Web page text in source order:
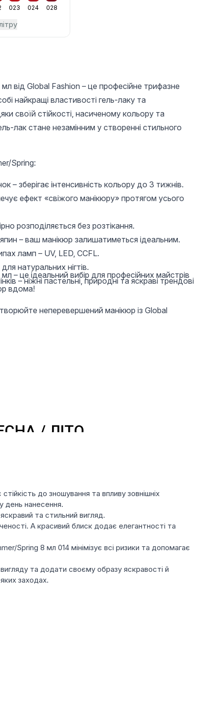
023 024 028
196 UAH
Універсальне
верхнє покриття без
липкого шару Global
Fashion TOP-
Універсальне
верхнє покриття без
липкого шару Global
Fashion TOP-
від Global Fashion – це професійне трифазне
найкращі властивості гель-лаку та
своїй стійкості, насиченому кольору та
лак стане незамінним у створенні стильного
Spring:
– зберігає інтенсивність кольору до 3 тижнів.
ефект «свіжого манікюру» протягом усього
розподіляється без розтікання.
– ваш манікюр залишатиметься ідеальним.
ламп – UV, LED, CCFL.
натуральних нігтів.
– ніжні пастельні, природні та яскраві трендові
– це ідеальний вибір для професійних майстрів
вдома!
неперевершений манікюр із Global
до зношування та впливу зовнішніх
день нанесення.
та стильний вигляд.
А красивий блиск додає елегантності та
Spring 8 мл 014 мінімізує всі ризики та допомагає
та додати своєму образу яскравості й
заходах.